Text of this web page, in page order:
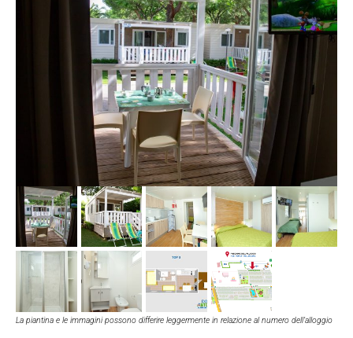
La piantina e le immagini possono differire leggermente in relazione al numero dell’alloggio